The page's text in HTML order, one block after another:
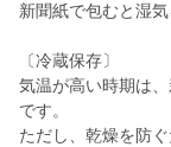
新聞紙で包むと湿
〔冷蔵保存〕
気温が高い時期は
です。
ただし、乾燥を防